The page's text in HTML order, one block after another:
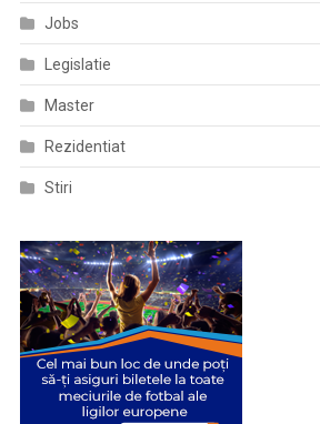
Jobs
Legislatie
Master
Rezidentiat
Stiri